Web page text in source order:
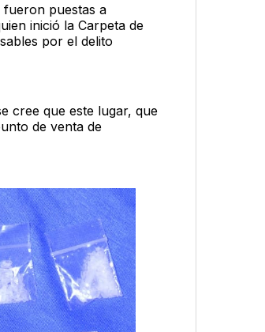
fueron puestas a
inició la Carpeta de
por el delito
cree que este lugar, que
de venta de